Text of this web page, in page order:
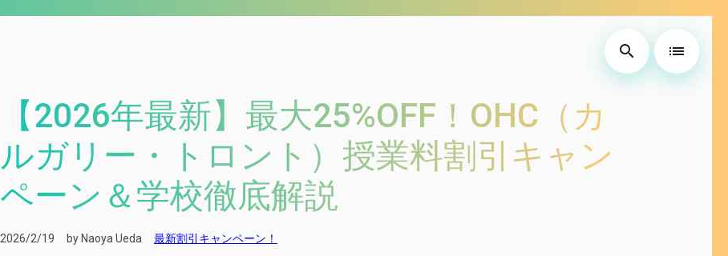
search list
【2026年最新】最大25%OFF！OHC（カ
ルガリー・トロント）授業料割引キャン
ペーン＆学校徹底解説
2026/2/19 by Naoya Ueda 最新割引キャンペーン！